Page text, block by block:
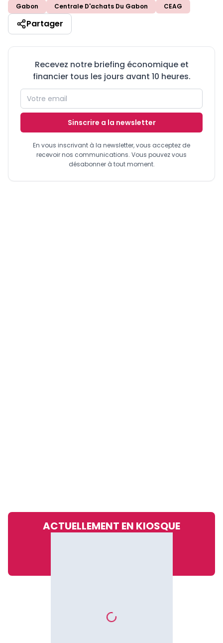
Gabon Centrale D'achats Du Gabon CEAG
Partager
Recevez notre briefing économique et
financier tous les jours avant 10 heures.
Sinscrire a la newsletter
En vous inscrivant à la newsletter, vous acceptez de
recevoir nos communications. Vous pouvez vous
désabonner à tout moment.
ACTUELLEMENT EN KIOSQUE